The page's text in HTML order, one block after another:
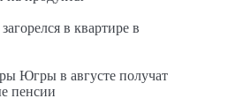
в квартире в
Югры в августе получат
пенсии